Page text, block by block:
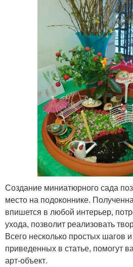
Создание миниатюрного сада
место на подоконнике.
впишется в любой интерьер,
ухода, позволит реализовать
Всего несколько простых шагов
приведенных в статье, помогут
арт-объект.